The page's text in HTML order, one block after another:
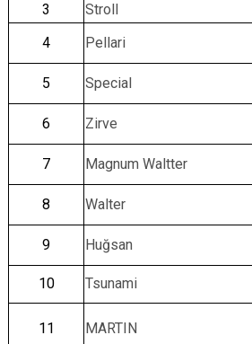
3
Stroll
4
Pellari
5 Special
6 Zirve
7 Magnum Waltter
8 Walter
9 Huğsan
10 Tsunami
11 MARTIN